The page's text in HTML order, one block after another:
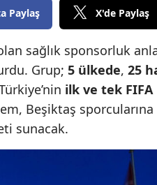
Paylaş X'de Paylaş
sağlık sponsorluk
Grup; 5 ülkede, 25
ilk ve tek
Beşiktaş
sunacak.